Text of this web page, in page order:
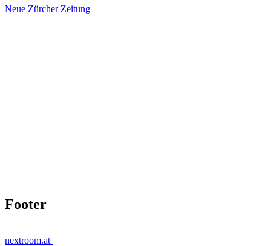
Neue Zürcher Zeitung
Footer
nextroom.at